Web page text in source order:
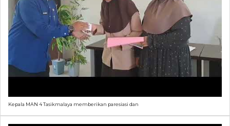
Kepala MAN 4 Tasikmalaya memberikan paresiasi dan